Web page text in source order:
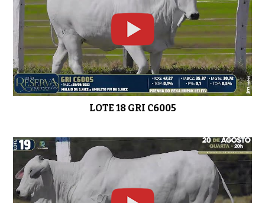
LOTE 18 GRI C6005